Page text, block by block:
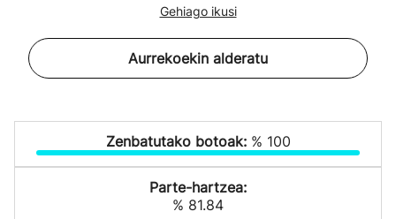
Gehiago ikusi
Aurrekoekin alderatu
Zenbatutako botoak: % 100
Parte-hartzea:
% 81.84